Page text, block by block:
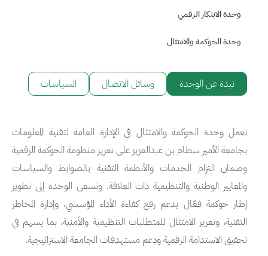
وحدة الابتكار الرقمي
وحدة الحوكمة والامتثال
نبذة عن الوحدة وسائل الاتصال السياسات
تعمل وحدة الحوكمة والامتثال في الإدارة العامة لتقنية المعلومات
بجامعة الأمير سطام بن عبدالعزيز على تعزيز منظومة الحوكمة الرقمية
وضمان التزام الخدمات والأنظمة التقنية بالضوابط والسياسات
والمعايير الوطنية والتنظيمية ذات العلاقة. وتسعى الوحدة إلى تطوير
إطار حوكمة فعّال يدعم رفع كفاءة الأداء المؤسسي، وإدارة المخاطر
التقنية، وتعزيز الامتثال للمتطلبات التنظيمية والأمنية، بما يسهم في
تحقيق الاستدامة الرقمية ودعم مستهدفات الجامعة الاستراتيجية.